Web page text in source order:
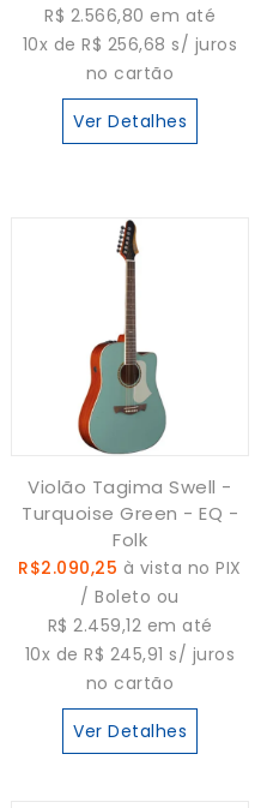
R$ 2.566,80 em até
10x de R$ 256,68 s/ juros
no cartão
Ver Detalhes
Violão Tagima Swell -
Turquoise Green - EQ -
Folk
R$2.090,25 à vista no PIX
/ Boleto ou
R$ 2.459,12 em até
10x de R$ 245,91 s/ juros
no cartão
Ver Detalhes